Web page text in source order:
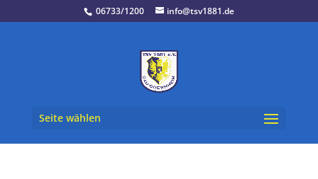
06733/1200 info@tsv1881.de
Seite wählen